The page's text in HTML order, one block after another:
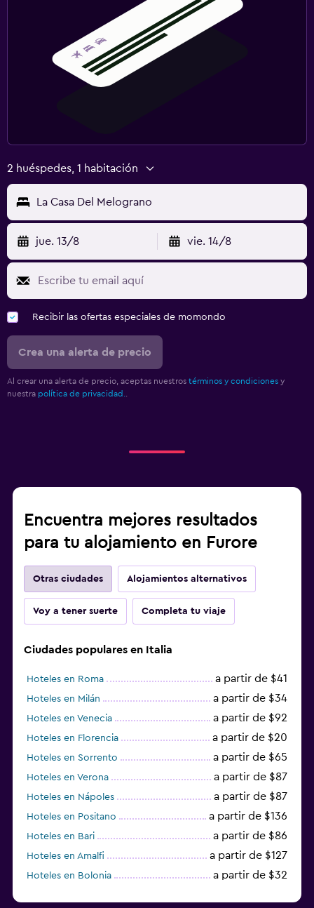
Barreras de seguridad para niños
Toallas para piscina
2 huéspedes, 1 habitación
La Casa Del Melograno
jue. 13/8 vie. 14/8
Recibir las ofertas especiales de momondo
Crea una alerta de precio
Al crear una alerta de precio, aceptas nuestros términos y condiciones y
nuestra política de privacidad.
Encuentra mejores resultados
para tu alojamiento en Furore
Otras ciudades Alojamientos alternativos
Voy a tener suerte Completa tu viaje
Ciudades populares en Italia
Hoteles en Roma a partir de $41
Hoteles en Milán a partir de $34
Hoteles en Venecia a partir de $92
Hoteles en Florencia a partir de $20
Hoteles en Sorrento a partir de $65
Hoteles en Verona a partir de $87
Hoteles en Nápoles a partir de $87
Hoteles en Positano a partir de $136
Hoteles en Bari a partir de $86
Hoteles en Amalfi a partir de $127
Hoteles en Bolonia a partir de $32